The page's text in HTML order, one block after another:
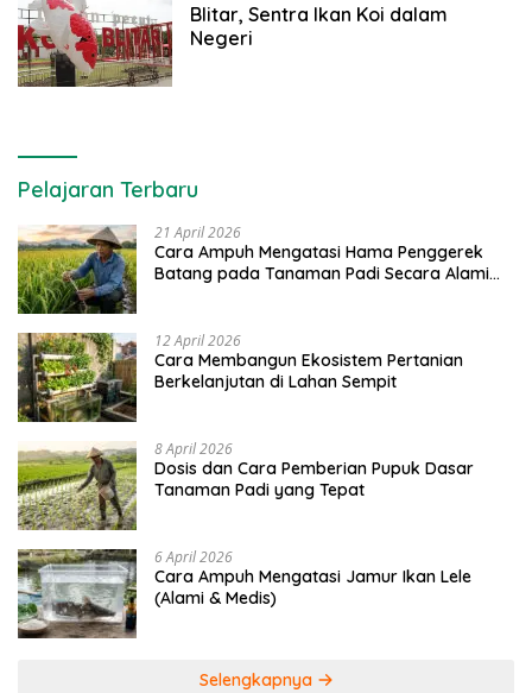
Blitar, Sentra Ikan Koi dalam
Negeri
Pelajaran Terbaru
21 April 2026
Cara Ampuh Mengatasi Hama Penggerek
Batang pada Tanaman Padi Secara Alami
12 April 2026
Cara Membangun Ekosistem Pertanian
Berkelanjutan di Lahan Sempit
8 April 2026
Dosis dan Cara Pemberian Pupuk Dasar
Tanaman Padi yang Tepat
6 April 2026
Cara Ampuh Mengatasi Jamur Ikan Lele
(Alami & Medis)
Selengkapnya